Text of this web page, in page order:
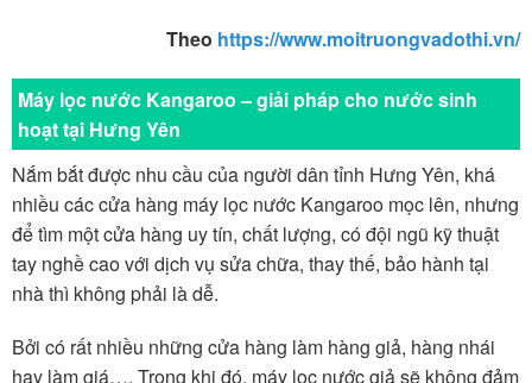
Theo https://www.moitruongvadothi.vn/
Máy lọc nước Kangaroo – giải pháp cho nước sinh
hoạt tại Hưng Yên
Nắm bắt được nhu cầu của người dân tỉnh Hưng Yên, khá
nhiều các cửa hàng máy lọc nước Kangaroo mọc lên, nhưng
để tìm một cửa hàng uy tín, chất lượng, có đội ngũ kỹ thuật
tay nghề cao với dịch vụ sửa chữa, thay thế, bảo hành tại
nhà thì không phải là dễ.
Bởi có rất nhiều những cửa hàng làm hàng giả, hàng nhái
hay làm giá…. Trong khi đó, máy lọc nước giả sẽ không đảm